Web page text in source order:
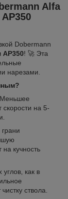
Alfa
Dobermann
! 🚀 Эта
нарезами.
Меньшее
скорости на 5-
грани
кучность
углов, как в
ствола.